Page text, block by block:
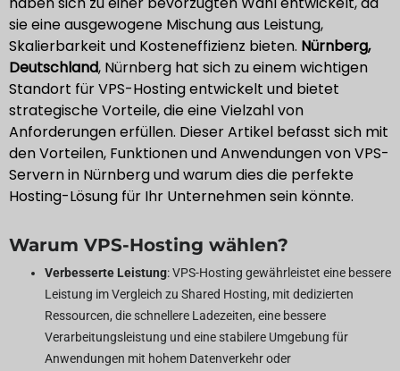
sie eine ausgewogene Mischung aus Leistung,
Skalierbarkeit und Kosteneffizienz bieten. Nürnberg,
Deutschland, Nürnberg hat sich zu einem wichtigen
Standort für VPS-Hosting entwickelt und bietet
strategische Vorteile, die eine Vielzahl von
Anforderungen erfüllen. Dieser Artikel befasst sich mit
den Vorteilen, Funktionen und Anwendungen von VPS-
Servern in Nürnberg und warum dies die perfekte
Hosting-Lösung für Ihr Unternehmen sein könnte.
Warum VPS-Hosting wählen?
Verbesserte Leistung: VPS-Hosting gewährleistet eine bessere
Leistung im Vergleich zu Shared Hosting, mit dedizierten
Ressourcen, die schnellere Ladezeiten, eine bessere
Verarbeitungsleistung und eine stabilere Umgebung für
Anwendungen mit hohem Datenverkehr oder